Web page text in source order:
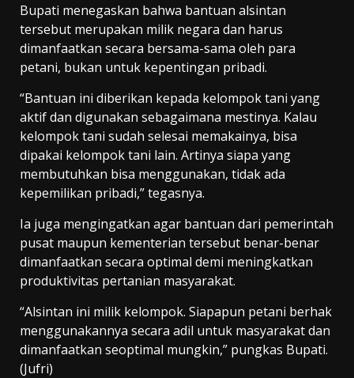
Bupati menegaskan bahwa bantuan alsintan
tersebut merupakan milik negara dan harus
dimanfaatkan secara bersama-sama oleh para
petani, bukan untuk kepentingan pribadi.
“Bantuan ini diberikan kepada kelompok tani yang
aktif dan digunakan sebagaimana mestinya. Kalau
kelompok tani sudah selesai memakainya, bisa
dipakai kelompok tani lain. Artinya siapa yang
membutuhkan bisa menggunakan, tidak ada
kepemilikan pribadi,” tegasnya.
Ia juga mengingatkan agar bantuan dari pemerintah
pusat maupun kementerian tersebut benar-benar
dimanfaatkan secara optimal demi meningkatkan
produktivitas pertanian masyarakat.
“Alsintan ini milik kelompok. Siapapun petani berhak
menggunakannya secara adil untuk masyarakat dan
dimanfaatkan seoptimal mungkin,” pungkas Bupati.
(Jufri)